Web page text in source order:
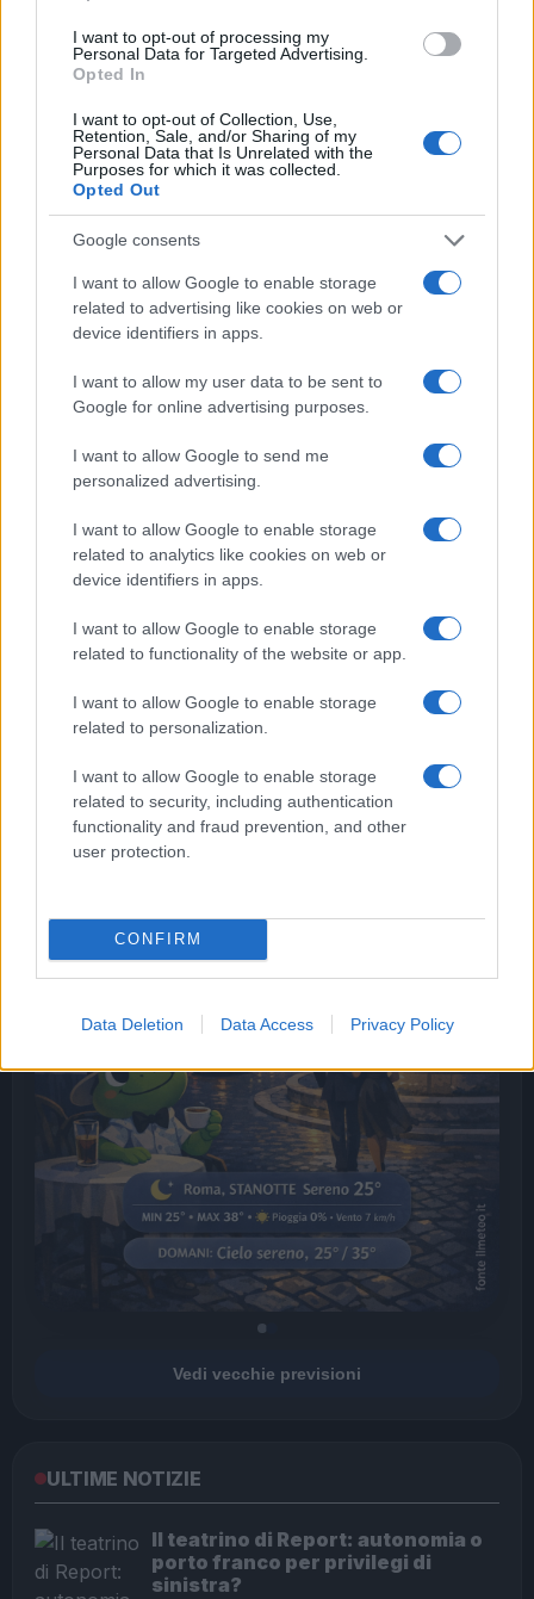
I want to opt-out of processing my
Personal Data for Targeted Advertising.
Opted In
I want to opt-out of Collection, Use,
Retention, Sale, and/or Sharing of my
Personal Data that Is Unrelated with the
Purposes for which it was collected.
Opted Out
Google consents
I want to allow Google to enable storage
related to advertising like cookies on web or
device identifiers in apps.
I want to allow my user data to be sent to
Google for online advertising purposes.
I want to allow Google to send me
personalized advertising.
I want to allow Google to enable storage
related to analytics like cookies on web or
device identifiers in apps.
I want to allow Google to enable storage
related to functionality of the website or app.
I want to allow Google to enable storage
related to personalization.
I want to allow Google to enable storage
related to security, including authentication
functionality and fraud prevention, and other
user protection.
CONFIRM
Data Deletion Data Access Privacy Policy
Roma, Le previsioni meteo di domani
Roma, le previsioni meteo: arriva Il gelo
LE PREVISIONI
Storie meteo ultime 24h
Roma · 09/08/2026
Le Previsioni
‹
Vedi vecchie previsioni
ULTIME NOTIZIE
Il teatrino di Report: autonomia o
porto franco per privilegi di
sinistra?